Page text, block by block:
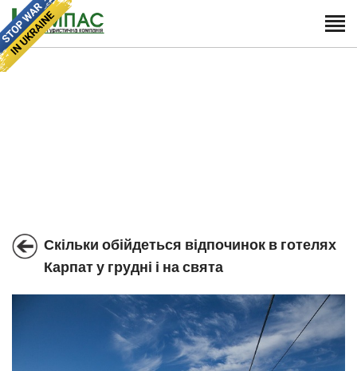
Скільки обійдеться відпочинок в готелях
Карпат у грудні і на свята